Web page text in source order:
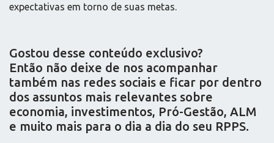
expectativas em torno de suas metas.
Gostou desse conteúdo exclusivo?
Então não deixe de nos acompanhar
também nas redes sociais e ficar por dentro
dos assuntos mais relevantes sobre
economia, investimentos, Pró-Gestão, ALM
e muito mais para o dia a dia do seu RPPS.